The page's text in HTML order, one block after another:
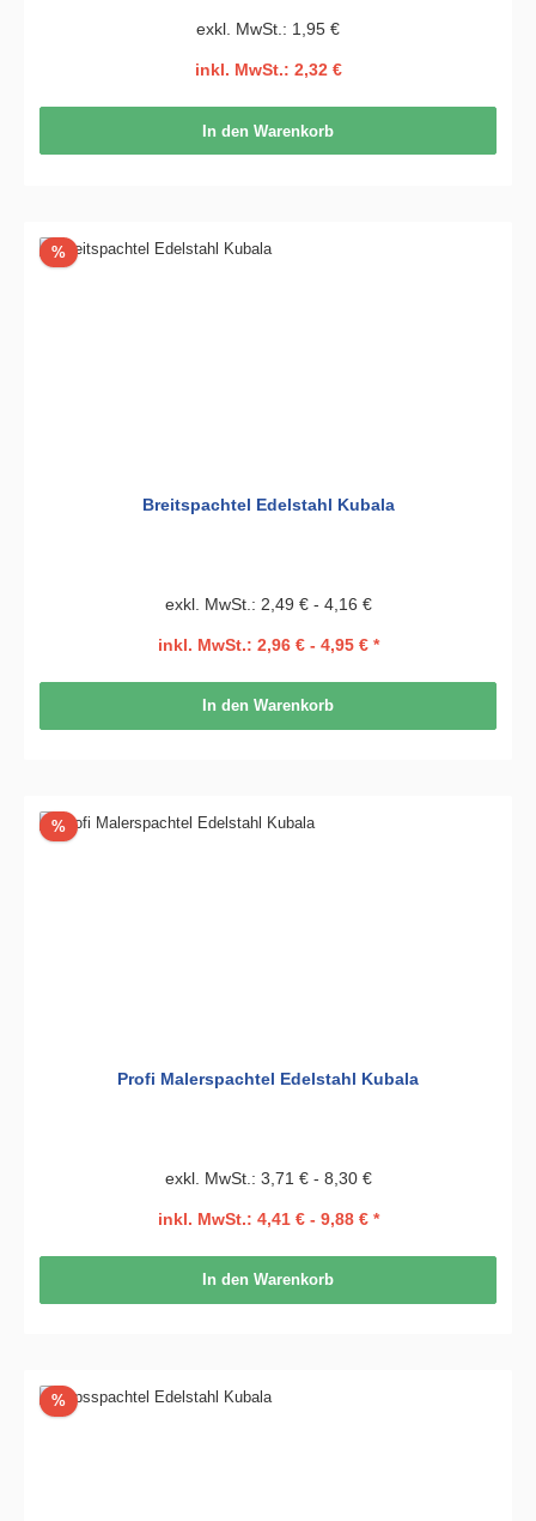
exkl. MwSt.: 1,95 €
inkl. MwSt.: 2,32 €
In den Warenkorb
%Rabatt
Breitspachtel Edelstahl Kubala
exkl. MwSt.: 2,49 € - 4,16 €
inkl. MwSt.: 2,96 € - 4,95 € *
In den Warenkorb
%Rabatt
Profi Malerspachtel Edelstahl Kubala
exkl. MwSt.: 3,71 € - 8,30 €
inkl. MwSt.: 4,41 € - 9,88 € *
In den Warenkorb
%Rabatt